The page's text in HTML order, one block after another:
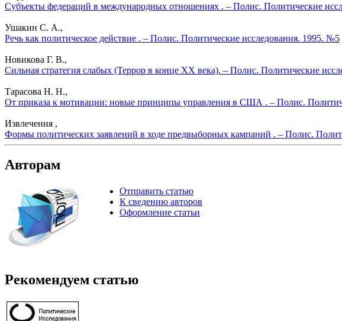
Субъекты федераций в международных отношениях . – Полис. Политические
Ушакин С. А.,
Речь как политическое действие . – Полис. Политические исследования. 1995. №5
Новикова Г. В.,
Сильная стратегия слабых (Террор в конце ХХ века). – Полис. Политические
Тарасова Н. Н.,
От приказа к мотивации: новые принципы управления в США . – Полис.
Извлечения ,
Формы политических заявлений в ходе предвыборных кампаний . – Полис.
Авторам
Отправить статью
К сведению авторов
Оформление статьи
Рекомендуем статью